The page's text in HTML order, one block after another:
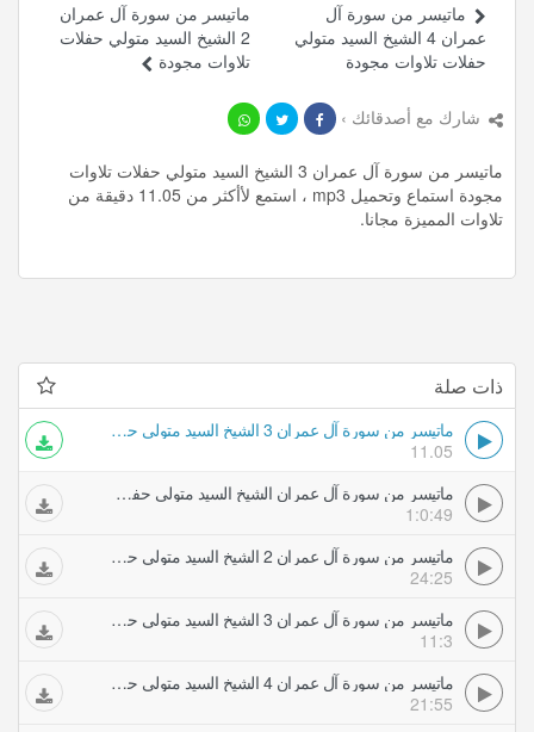
ماتيسر من سورة آل عمران
2 الشيخ السيد متولي حفلات
تلاوات مجودة
ماتيسر من سورة آل
عمران 4 الشيخ السيد متولي
حفلات تلاوات مجودة
شارك مع أصدقائك ›
ماتيسر من سورة آل عمران 3 الشيخ السيد متولي حفلات تلاوات
مجودة استماع وتحميل mp3 ، استمع لأأكثر من 11.05 دقيقة من
تلاوات المميزة مجانا.
ذات صلة
ماتيسر من سورة آل عمران 3 الشيخ السيد متولي حفلات تلاوات مجودة
11.05
ماتيسر من سورة آل عمران الشيخ السيد متولي حفلات تلاوات مجودة
1:0:49
ماتيسر من سورة آل عمران 2 الشيخ السيد متولي حفلات تلاوات مجودة
24:25
ماتيسر من سورة آل عمران 3 الشيخ السيد متولي حفلات تلاوات مجودة
11:3
ماتيسر من سورة آل عمران 4 الشيخ السيد متولي حفلات تلاوات مجودة
21:55